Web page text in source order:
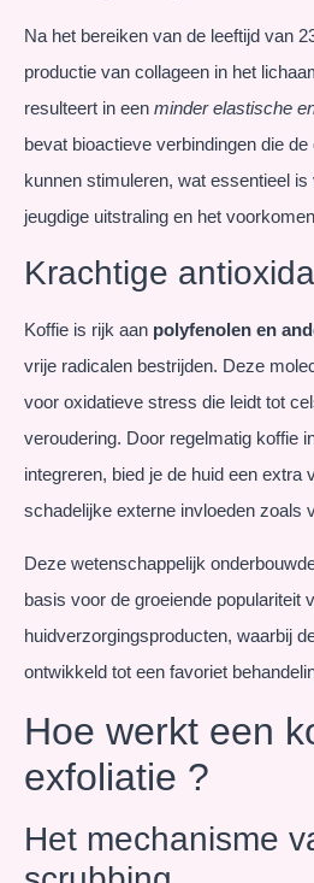
Na het bereiken van de leeftijd van
productie van collageen in het
resulteert in een minder elastische
bevat bioactieve verbindingen die
kunnen stimuleren, wat essentieel
jeugdige uitstraling en het
Krachtige
Koffie is rijk aan polyfenolen en
vrije radicalen bestrijden. Deze
voor oxidatieve stress die leidt tot
veroudering. Door regelmatig koffie
integreren, bied je de huid een extra
schadelijke externe invloeden zoals
Deze wetenschappelijk
basis voor de groeiende populariteit
huidverzorgingsproducten, waarbij
ontwikkeld tot een favoriet
Hoe werkt een
exfoliatie ?
Het mechanisme